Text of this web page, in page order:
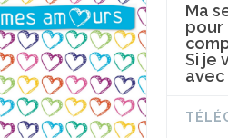
Ma
pour
Si je
avec